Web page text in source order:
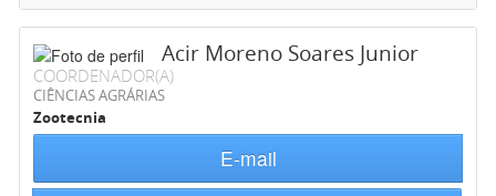
Acir Moreno Soares Junior
COORDENADOR(A)
CIÊNCIAS AGRÁRIAS
Zootecnia
E-mail